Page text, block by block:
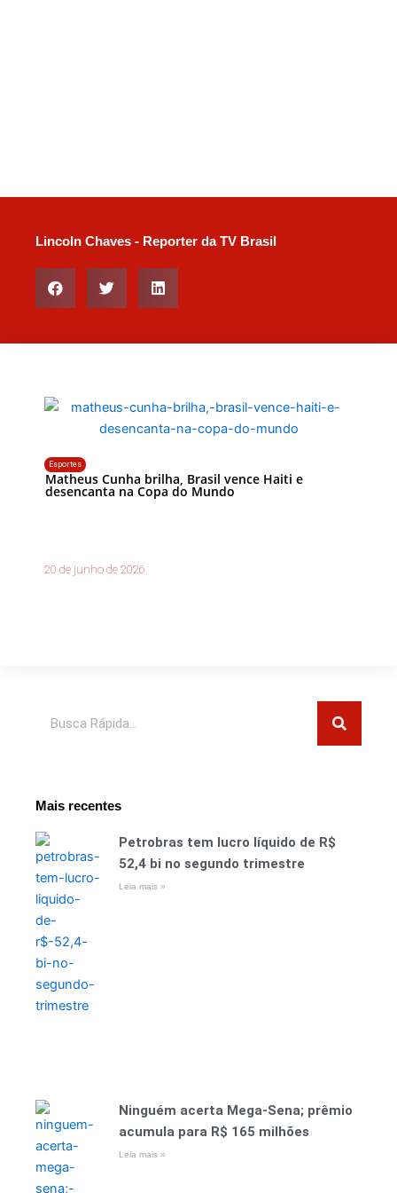
Lincoln Chaves - Reporter da TV Brasil
Esportes
Matheus Cunha brilha, Brasil vence Haiti e
desencanta na Copa do Mundo
20 de junho de 2026
Mais recentes
Petrobras tem lucro líquido de R$
52,4 bi no segundo trimestre
Leia mais »
Ninguém acerta Mega-Sena; prêmio
acumula para R$ 165 milhões
Leia mais »